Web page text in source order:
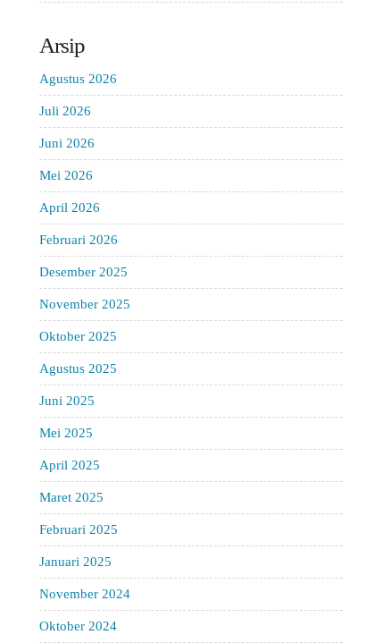
Arsip
Agustus 2026
Juli 2026
Juni 2026
Mei 2026
April 2026
Februari 2026
Desember 2025
November 2025
Oktober 2025
Agustus 2025
Juni 2025
Mei 2025
April 2025
Maret 2025
Februari 2025
Januari 2025
November 2024
Oktober 2024